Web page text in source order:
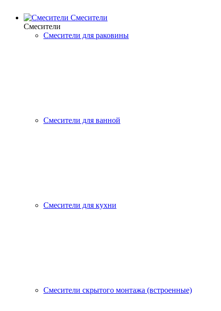
Смесители
Смесители
Смесители для раковины
Смесители для ванной
Смесители для кухни
Смесители скрытого монтажа (встроенные)